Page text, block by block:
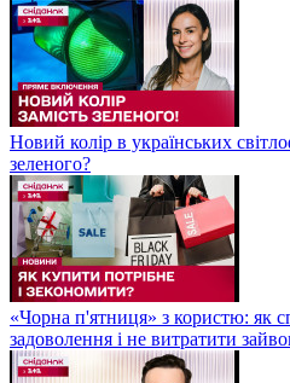
Новий колір в українських
зеленого?
«Чорна п'ятниця» з користю: як
задоволення і не витратити